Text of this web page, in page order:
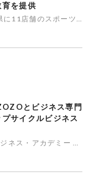
を提供
静岡県、神奈川県、山梨県に11店舗のスポーツショップを展開する株式会社シラトリ（代表取締役：西丸聡司／本社：静岡県静岡市）の若手社員を対象に、本学スポーツビジネス学科が独自に開発した研修プログラムを今年度も提供しました。本取り組みは2024年度に続いて、業界の現場と専門教育をつなぐキャリア支援の一環
とビジネス専門
サイクルビジネス
～株式会社ZOZO×東京ビジネス・アカデミー ビジネスデザイン学科 産学連携プロジェクト～学校法人２１世紀アカデメイア（学長：田坂広志、本部：東京都千代田区）のビジネス総合学校「東京ビジネス・アカデミー」（校長：稲場央人、東京都渋谷区）は、ファッションEC「ZOZOTOWN」を運営する株式会社ZOZ